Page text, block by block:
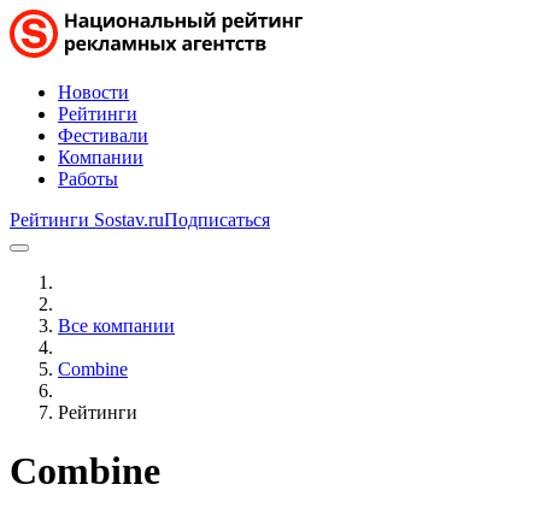
Новости
Рейтинги
Фестивали
Компании
Работы
Рейтинги Sostav.ruПодписаться
Все компании
Combine
Рейтинги
Combine